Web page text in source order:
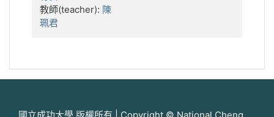
教師(teacher): 陳
珮君